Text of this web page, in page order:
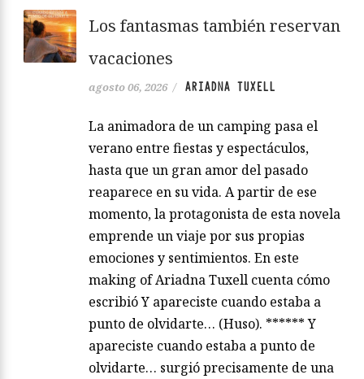
Los fantasmas también reservan
vacaciones
agosto 06, 2026 / ARIADNA TUXELL
La animadora de un camping pasa el
verano entre fiestas y espectáculos,
hasta que un gran amor del pasado
reaparece en su vida. A partir de ese
momento, la protagonista de esta novela
emprende un viaje por sus propias
emociones y sentimientos. En este
making of Ariadna Tuxell cuenta cómo
escribió Y apareciste cuando estaba a
punto de olvidarte… (Huso). ****** Y
apareciste cuando estaba a punto de
olvidarte… surgió precisamente de una